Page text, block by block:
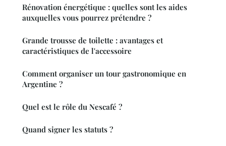
Rénovation énergétique : quelles sont les aides
auxquelles vous pourrez prétendre ?
Grande trousse de toilette : avantages et
caractéristiques de l'accessoire
Comment organiser un tour gastronomique en
Argentine ?
Quel est le rôle du Nescafé ?
Quand signer les statuts ?